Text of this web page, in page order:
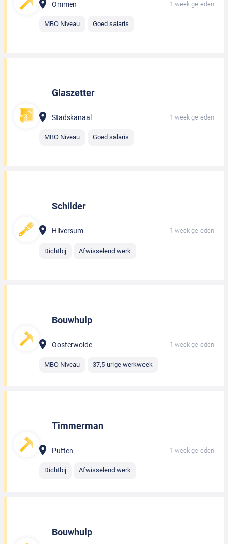
Ommen 1 week geleden
MBO Niveau Goed salaris
Glaszetter
Stadskanaal 1 week geleden
MBO Niveau Goed salaris
Schilder
Hilversum 1 week geleden
Dichtbij Afwisselend werk
Bouwhulp
Oosterwolde 1 week geleden
MBO Niveau 37,5-urige werkweek
Timmerman
Putten 1 week geleden
Dichtbij Afwisselend werk
Bouwhulp